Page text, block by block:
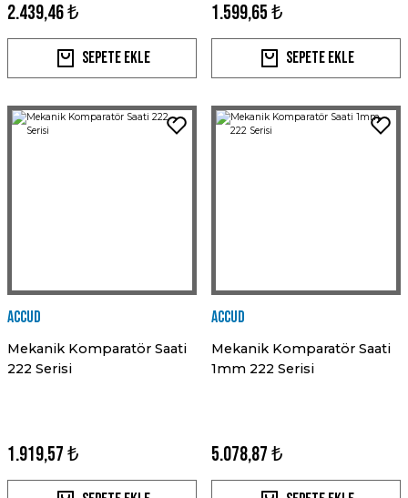
2.439,46 ₺
Sepete Ekle
1.599,65 ₺
Sepete Ekle
Accud
Mekanik Komparatör Saati
222 Serisi
1.919,57 ₺
Accud
Mekanik Komparatör Saati
1mm 222 Serisi
5.078,87 ₺